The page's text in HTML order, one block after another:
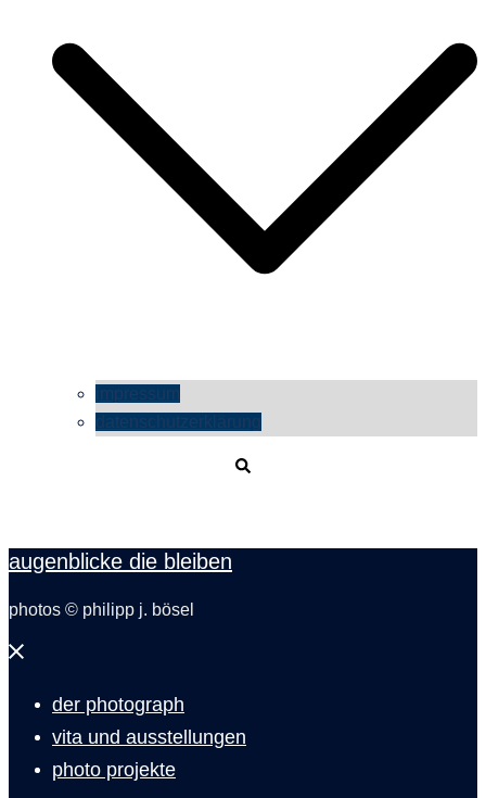
impressum
datenschutzerklärung
augenblicke die bleiben
photos © philipp j. bösel
Menü
der photograph
vita und ausstellungen
photo projekte